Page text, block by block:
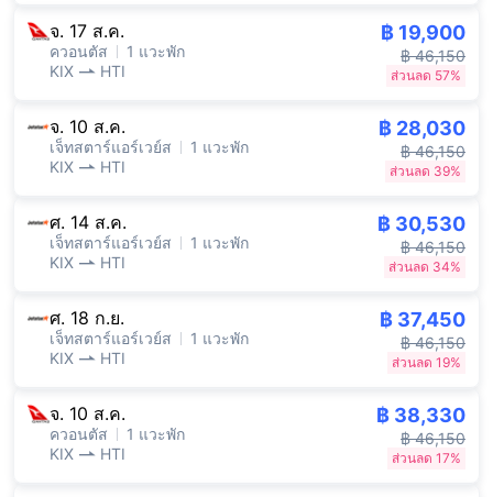
จ. 17 ส.ค.
ควอนตัส
1 แวะพัก
KIX
HTI
฿ 19,900
฿ 46,150
ส่วนลด 57%
จ. 10 ส.ค.
เจ็ทสตาร์แอร์เวย์ส
1 แวะพัก
KIX
HTI
฿ 28,030
฿ 46,150
ส่วนลด 39%
ศ. 14 ส.ค.
เจ็ทสตาร์แอร์เวย์ส
1 แวะพัก
KIX
HTI
฿ 30,530
฿ 46,150
ส่วนลด 34%
ศ. 18 ก.ย.
เจ็ทสตาร์แอร์เวย์ส
1 แวะพัก
KIX
HTI
฿ 37,450
฿ 46,150
ส่วนลด 19%
จ. 10 ส.ค.
ควอนตัส
1 แวะพัก
KIX
HTI
฿ 38,330
฿ 46,150
ส่วนลด 17%